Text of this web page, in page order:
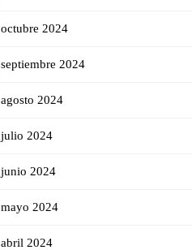
octubre 2024
septiembre 2024
agosto 2024
julio 2024
junio 2024
mayo 2024
abril 2024